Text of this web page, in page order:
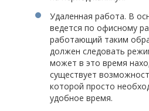
Удаленная работа. В
ведется по офисному
работающий таким
должен следовать
может в это время
существует
которой просто
удобное время.